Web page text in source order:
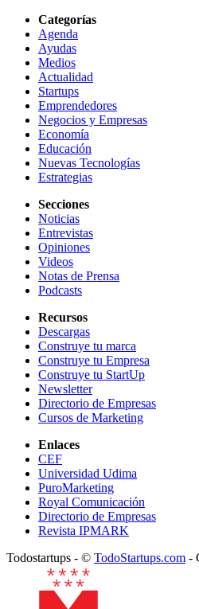
Categorías
Agenda
Ayudas
Medios
Actualidad
Startups
Emprendedores
Negocios y Empresas
Economía
Educación
Nuevas Tecnologías
Estrategias
Secciones
Noticias
Entrevistas
Opiniones
Videos
Notas de Prensa
Podcasts
Recursos
Descargas
Construye tu marca
Construye tu Empresa
Construye tu StartUp
Newsletter
Directorio de Empresas
Cursos de Marketing
Enlaces
CEF
Universidad Udima
PuroMarketing
Royal Comunicación
Directorio de Empresas
Revista IPMARK
Todostartups - © TodoStartups.com -